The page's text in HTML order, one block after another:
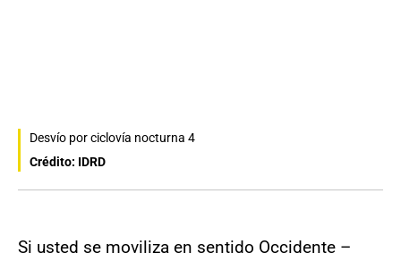
Desvío por ciclovía nocturna 4
Crédito: IDRD
Si usted se moviliza en sentido Occidente –